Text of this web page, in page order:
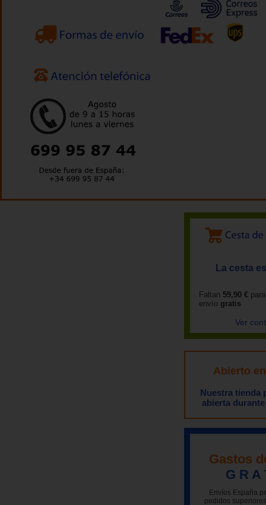
La cesta
Faltan 59,90 €
envío gratis
Ver
Abierto
Nuestra tienda
abierta
Gastos
G R A
Envíos España
pedidos